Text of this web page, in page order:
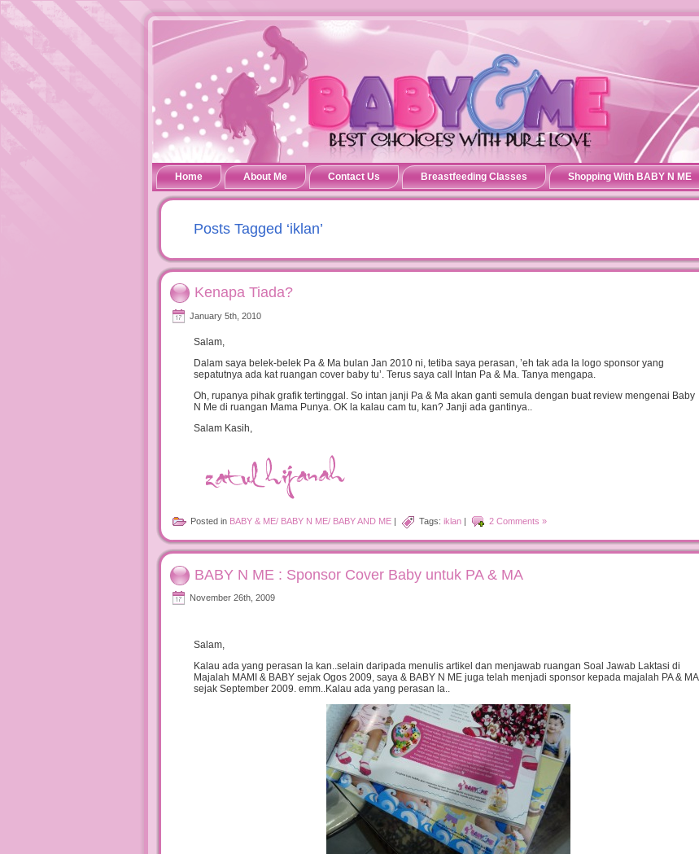
Home About Me Contact Us Breastfeeding Classes Shopping With BABY N ME
Posts Tagged ‘iklan’
Kenapa Tiada?
January 5th, 2010
Salam,
Dalam saya belek-belek Pa & Ma bulan Jan 2010 ni, tetiba saya perasan, ’eh tak ada la logo sponsor yang
sepatutnya ada kat ruangan cover baby tu’. Terus saya call Intan Pa & Ma. Tanya mengapa.
Oh, rupanya pihak grafik tertinggal. So intan janji Pa & Ma akan ganti semula dengan buat review mengenai Baby
N Me di ruangan Mama Punya. OK la kalau cam tu, kan? Janji ada gantinya..
Salam Kasih,
Posted in BABY & ME/ BABY N ME/ BABY AND ME | Tags: iklan | 2 Comments »
BABY N ME : Sponsor Cover Baby untuk PA & MA
November 26th, 2009
Salam,
Kalau ada yang perasan la kan..selain daripada menulis artikel dan menjawab ruangan Soal Jawab Laktasi di
Majalah MAMI & BABY sejak Ogos 2009, saya & BABY N ME juga telah menjadi sponsor kepada majalah PA & MA
sejak September 2009. emm..Kalau ada yang perasan la..